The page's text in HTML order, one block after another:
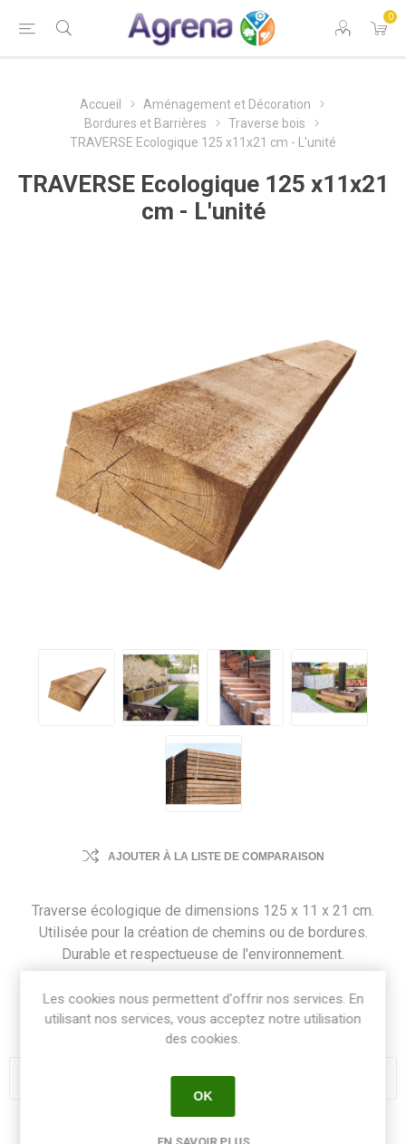
0
Accueil
Aménagement et Décoration
Bordures et Barrières
Traverse bois
TRAVERSE Ecologique 125 x11x21 cm - L'unité
TRAVERSE Ecologique 125 x11x21
cm - L'unité
AJOUTER À LA LISTE DE COMPARAISON
Traverse écologique de dimensions 125 x 11 x 21 cm.
Utilisée pour la création de chemins ou de bordures.
Durable et respectueuse de l'environnement.
SKU: TRAECO125X11X21
GTIN: 5055322803070
Share:
Les cookies nous permettent d'offrir nos services. En
utilisant nos services, vous acceptez notre utilisation
des cookies.
OK
EN SAVOIR PLUS